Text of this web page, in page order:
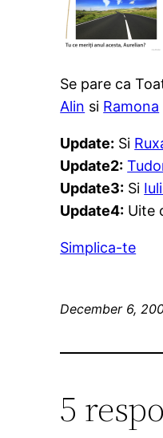
Se pare ca
Alin si Ramona
Update: Si
Update2:
Update3: Si
Update4: Uite
Simplica-te
December 6,
5